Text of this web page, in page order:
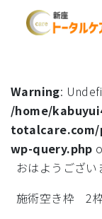
Warning:
/home/
wp-query.php
おはようござ
施術空き枠 2